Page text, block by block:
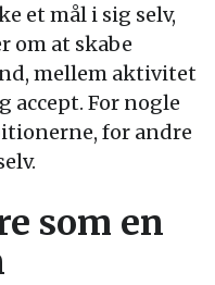
et mål i sig selv,
om at skabe
mellem aktivitet
accept. For nogle
for andre
som en